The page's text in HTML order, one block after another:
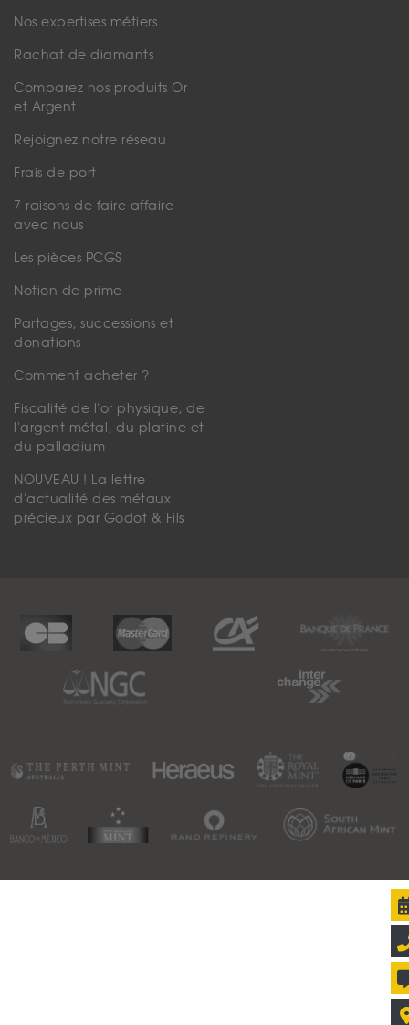
Nos expertises métiers
Rachat de diamants
Comparez nos produits Or
et Argent
Rejoignez notre réseau
Frais de port
7 raisons de faire affaire
avec nous
Les pièces PCGS
Notion de prime
Partages, successions et
donations
Comment acheter ?
Fiscalité de l'or physique, de
l'argent métal, du platine et
du palladium
NOUVEAU ! La lettre
d'actualité des métaux
précieux par Godot & Fils